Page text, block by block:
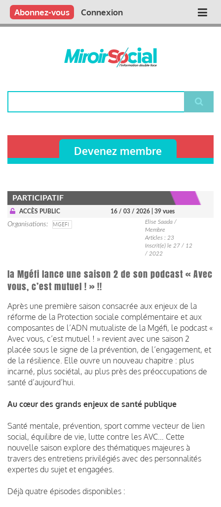
Aller
contenu
Main
Qui sommes nous ?
Vous publiez
Nous publions
Contactez-nous
Abonnez-vous Connexion
Devenez membre
PARTICIPATIF
ACCÈS PUBLIC 16 / 03 / 2026 | 39 vues
Organisations MGEFI
Elise Saada /
Membre
Articles : 23
Inscrit(e) le 27 / 12
/ 2022
la Mgéfi lance une saison 2 de son podcast « Avec
vous, c’est mutuel ! » !!
Après une première saison consacrée aux enjeux de la
réforme de la Protection sociale complémentaire et aux
composantes de l’ADN mutualiste de la Mgéfi, le podcast «
Avec vous, c’est mutuel ! » revient avec une saison 2
placée sous le signe de la prévention, de l’engagement, et
de la résilience. Elle ouvre un nouveau chapitre : plus
incarné, plus sociétal, au plus près des préoccupations de
santé d’aujourd’hui.
Au cœur des grands enjeux de santé publique
Santé mentale, prévention, sport comme vecteur de lien
social, équilibre de vie, lutte contre les AVC… Cette
nouvelle saison explore des thématiques majeures à
travers des entretiens privilégiés avec des personnalités
expertes du sujet et engagées.
Déjà quatre épisodes disponibles :